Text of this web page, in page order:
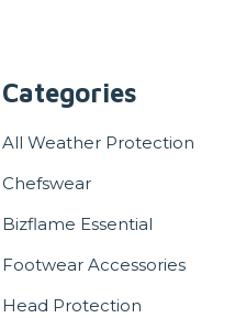
Categories
All Weather Protection
Chefswear
Bizflame Essential
Footwear Accessories
Head Protection